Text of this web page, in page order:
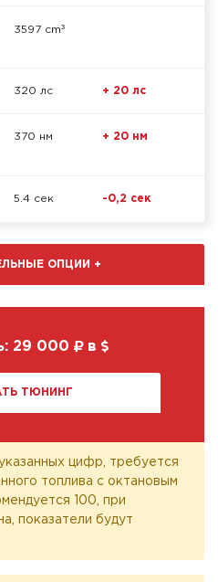
3597 cm³
320 лс + 20 лс
370 нм + 20 нм
5.4 сек -0,2 сек
ОПЦИИ +
29 000 в
ТЮНИНГ
цифр, требуется
топлива с октановым
100, при
показатели будут